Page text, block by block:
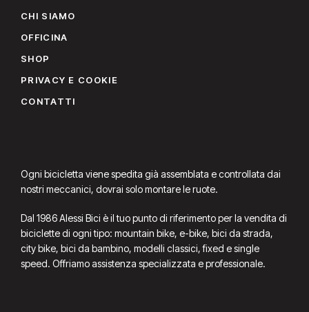
CHI SIAMO
OFFICINA
SHOP
PRIVACY E COOKIE
CONTATTI
Ogni bicicletta viene spedita già assemblata e controllata dai
nostri meccanici, dovrai solo montare le ruote.
Dal 1986 Alessi Bici è il tuo punto di riferimento per la vendita di
biciclette di ogni tipo: mountain bike, e-bike, bici da strada,
city bike, bici da bambino, modelli classici, fixed e single
speed. Offriamo assistenza specializzata e professionale.